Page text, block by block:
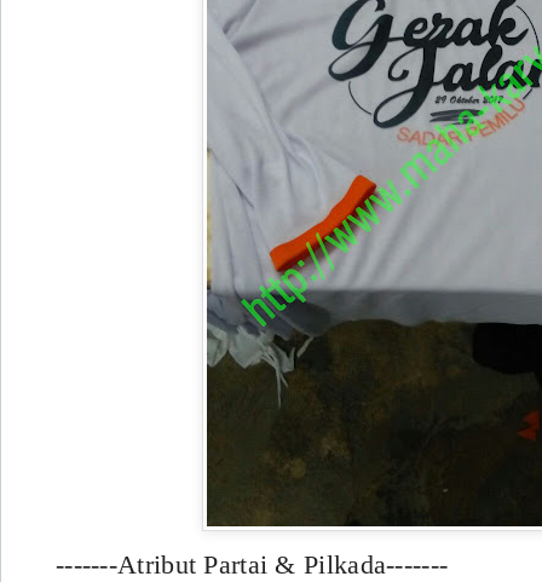
-------Atribut Partai & Pilkada-------